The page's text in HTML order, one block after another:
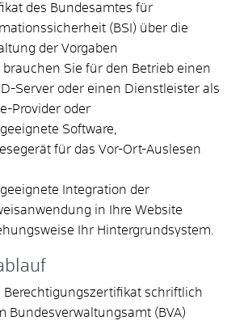
des Bundesamtes für
(BSI) über die
der Vorgaben
brauchen Sie für den Betrieb einen
Server oder einen Dienstleister als
Provider oder
Software,
für das Vor-Ort-Auslesen
Integration der
in Ihre Website
Ihr Hintergrundsystem.
Berechtigungszertifikat schriftlich
Bundesverwaltungsamt (BVA)